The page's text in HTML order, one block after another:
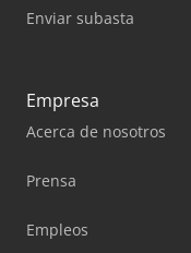
Enviar subasta
Empresa
Acerca de nosotros
Prensa
Empleos